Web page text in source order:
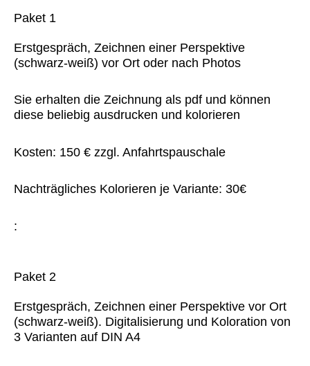
Paket 1
Erstgespräch, Zeichnen einer Perspektive
(schwarz-weiß) vor Ort oder nach Photos
Sie erhalten die Zeichnung als pdf und können
diese beliebig ausdrucken und kolorieren
Kosten: 150 € zzgl. Anfahrtspauschale
Nachträgliches Kolorieren je Variante: 30€
:
Paket 2
Erstgespräch, Zeichnen einer Perspektive vor Ort
(schwarz-weiß). Digitalisierung und Koloration von
3 Varianten auf DIN A4